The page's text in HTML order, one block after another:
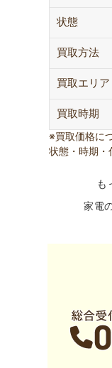
状態
買取方法
買取エリア
買取時期
※買取価格に
状態・時期・
も
家電